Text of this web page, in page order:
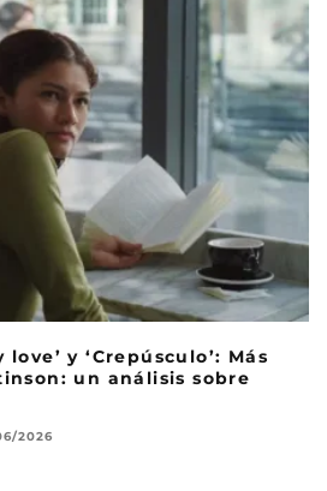
love’ y ‘Crepúsculo’: Más
un análisis sobre
2026